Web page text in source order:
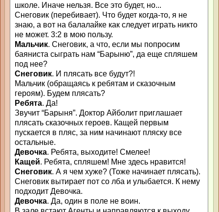
школе. Иначе нельзя. Все это будет, но...
Снеговик (перебивает). Что будет когда-то, я не
знаю, а вот на балалайке как следует играть никто
не может. 3:2 в мою пользу.
Мальчик. Снеговик, а что, если мы попросим
баяниста сыграть нам “Барыню”, да еще спляшем
под нее?
Снеговик. И плясать все будут?!
Мальчик (обращаясь к ребятам и сказочным
героям). Будем плясать?
Ребята. Да!
Звучит “Барыня”. Доктор Айболит приглашает
плясать сказочных героев. Кащей первым
пускается в пляс, за ним начинают пляску все
остальные.
Девочка. Ребята, выходите! Смелее!
Кащей. Ребята, спляшем! Мне здесь нравится!
Снеговик. А я чем хуже? (Тоже начинает плясать).
Снеговик вытирает пот со лба и улыбается. К нему
подходит Девочка.
Девочка. Да, один в поле не воин.